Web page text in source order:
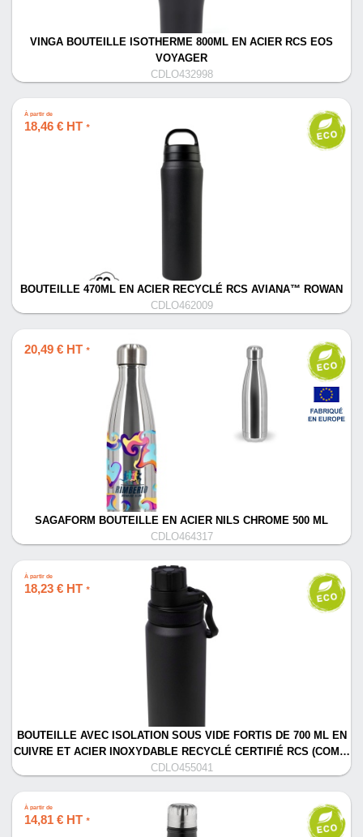
VINGA BOUTEILLE ISOTHERME 800ML EN ACIER RCS EOS
VOYAGER
CDLO432998
À partir de
18,46 € HT *
BOUTEILLE 470ML EN ACIER RECYCLÉ RCS AVIANA™ ROWAN
CDLO462009
20,49 € HT *
SAGAFORM BOUTEILLE EN ACIER NILS CHROME 500 ML
CDLO464317
À partir de
18,23 € HT *
BOUTEILLE AVEC ISOLATION SOUS VIDE FORTIS DE 700 ML EN
CUIVRE ET ACIER INOXYDABLE RECYCLÉ CERTIFIÉ RCS (COM…
CDLO455041
À partir de
14,81 € HT *